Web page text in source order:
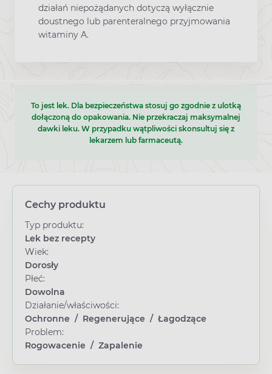
działań niepożądanych dotyczą wyłącznie
doustnego lub parenteralnego przyjmowania
witaminy A.
To jest lek. Dla bezpieczeństwa stosuj go zgodnie z ulotką
dołączoną do opakowania. Nie przekraczaj maksymalnej
dawki leku. W przypadku wątpliwości skonsultuj się z
lekarzem lub farmaceutą.
Cechy produktu
Typ produktu:
Lek bez recepty
Wiek:
Dorosły
Płeć:
Dowolna
Działanie/właściwości:
Ochronne / Regenerujące / Łagodzące
Problem:
Rogowacenie / Zapalenie